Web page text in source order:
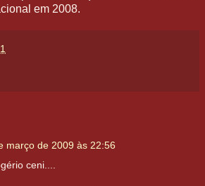
em 2008.
março de 2009 às 22:56
ceni....